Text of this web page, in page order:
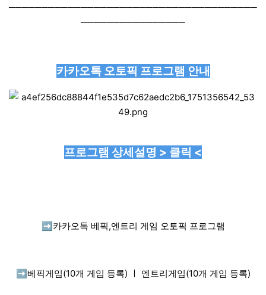
──────────────────────────────────────
────────────────
카카오톡 오토픽 프로그램 안내
프로그램 상세설명 > 클릭 <
➡️ 카카오톡 베픽,엔트리 게임 오토픽 프로그램
➡️ 베픽게임(10개 게임 등록) ㅣ 엔트리게임(10개 게임 등록)